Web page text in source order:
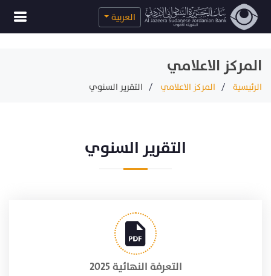
العربية
المركز الاعلامي
الرئيسية المركز الاعلامي التقرير السنوي
التقرير السنوي
التعرفة النهائية 2025